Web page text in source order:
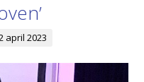
april 2023